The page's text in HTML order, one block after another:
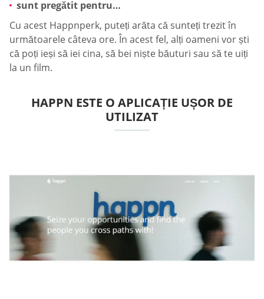
sunt pregătit pentru…
Cu acest Happnperk, puteți arăta că sunteți trezit în
următoarele câteva ore. În acest fel, alți oameni vor ști
că poți ieși să iei cina, să bei niște băuturi sau să te uiți
la un film.
HAPPN ESTE O APLICAȚIE UȘOR DE
UTILIZAT